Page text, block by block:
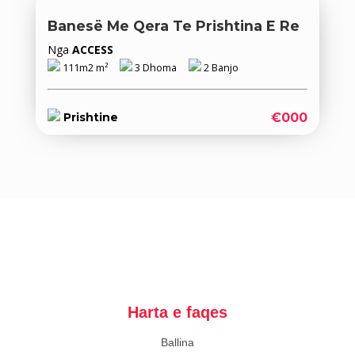
Banesë Me Qera Te Prishtina E Re
Nga ACCESS
111m2 m² 3 Dhoma 2 Banjo
Prishtine €000
Harta e faqes
Ballina